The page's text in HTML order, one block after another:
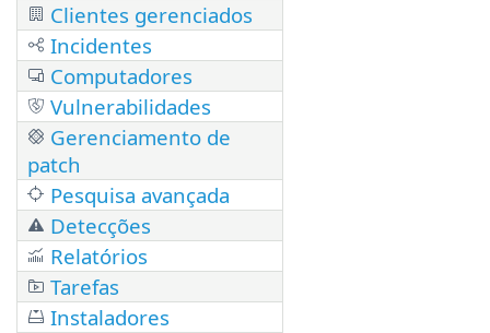
Clientes gerenciados
Incidentes
Computadores
Vulnerabilidades
Gerenciamento de
patch
Pesquisa avançada
Detecções
Relatórios
Tarefas
Instaladores